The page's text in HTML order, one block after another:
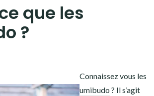
que les
?
Connaissez vous les
umibudo ? Il s’agit